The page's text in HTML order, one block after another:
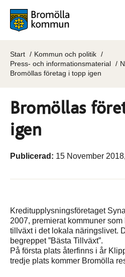
Start
Kommun och politik
Press- och informationsmaterial
Bromöllas företag i topp igen
Bromöllas
igen
Publicerad: 15 November
Kreditupplysningsföretaget
2007, premierat kommuner som
tillväxt i det lokala näringslivet.
begreppet ”Bästa Tillväxt”.
På första plats återfinns i år
tredje plats kommer Bromölla